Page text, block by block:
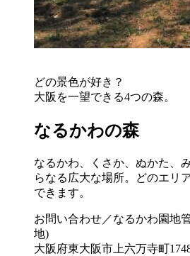
どの景色が好き？
大阪を一望できる4つの森。
なるかわの森
なるかわ、くさか、ぬかた、
らなる広大な場所。どのエリ
できます。
お問い合わせ／なるかわ園地
地)
大阪府東大阪市上六万寺町